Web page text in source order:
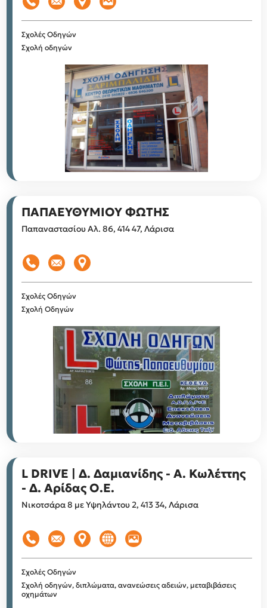
Σχολές Οδηγών
Σχολή οδηγών
ΠΑΠΑΕΥΘΥΜΙΟΥ ΦΩΤΗΣ
Παπαναστασίου Αλ. 86, 414 47, Λάρισα
Σχολές Οδηγών
Σχολή Οδηγών
L DRIVE | Δ. Δαμιανίδης - Α. Κωλέττης
- Δ. Αρίδας Ο.Ε.
Νικοτσάρα 8 με Υψηλάντου 2, 413 34, Λάρισα
Σχολές Οδηγών
Σχολή οδηγών, διπλώματα, ανανεώσεις αδειών, μεταβιβάσεις
οχημάτων